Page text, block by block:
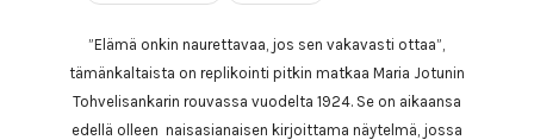
”Elämä onkin naurettavaa, jos sen vakavasti ottaa”,
tämänkaltaista on replikointi pitkin matkaa Maria Jotunin
Tohvelisankarin rouvassa vuodelta 1924. Se on aikaansa
edellä olleen naisasianaisen kirjoittama näytelmä, jossa